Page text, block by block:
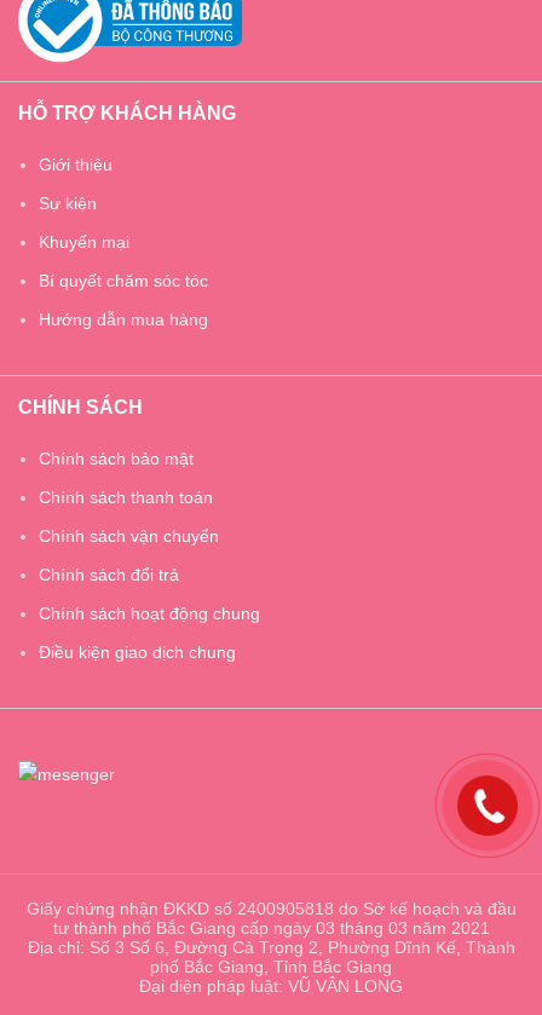
HỖ TRỢ KHÁCH HÀNG
Giới thiệu
Sự kiện
Khuyến mại
Bí quyết chăm sóc tóc
Hướng dẫn mua hàng
CHÍNH SÁCH
Chính sách bảo mật
Chính sách thanh toán
Chính sách vận chuyển
Chính sách đổi trả
Chính sách hoạt động chung
Điều kiện giao dịch chung
Giấy chứng nhận ĐKKD số 2400905818 do Sở kế hoạch và đầu
tư thành phố Bắc Giang cấp ngày 03 tháng 03 năm 2021
Địa chỉ: Số 3 Số 6, Đường Cả Trọng 2, Phường Dĩnh Kế, Thành
phố Bắc Giang, Tỉnh Bắc Giang
Đại diện pháp luật: VŨ VÂN LONG